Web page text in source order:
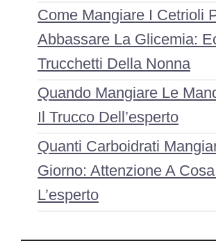
Come Mangiare I Cetrioli
Abbassare La Glicemia:
Trucchetti Della Nonna
Quando Mangiare Le
Il Trucco Dell’esperto
Quanti Carboidrati
Giorno: Attenzione A
L’esperto